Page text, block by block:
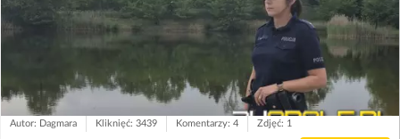
Autor: Dagmara Kliknięć: 3439 Komentarzy: 4 Zdjęć: 1